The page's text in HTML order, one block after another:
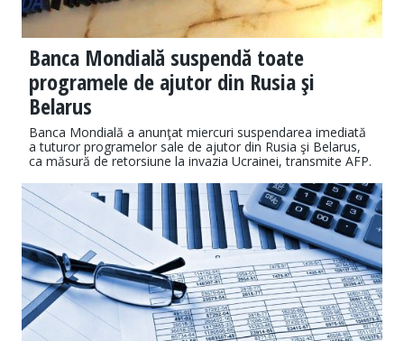
Banca Mondială suspendă toate
programele de ajutor din Rusia şi
Belarus
Banca Mondială a anunţat miercuri suspendarea imediată
a tuturor programelor sale de ajutor din Rusia şi Belarus,
ca măsură de retorsiune la invazia Ucrainei, transmite AFP.